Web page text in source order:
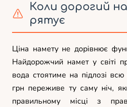
Коли дорогий
рятує
Ціна намету не дорівнює
Найдорожчий намет у світі
вода стоятиме на підлозі
грн переживе ту саму ніч,
правильному місці з